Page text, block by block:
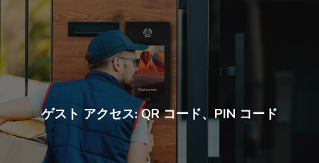
ゲスト アクセス: QR コード、PIN コード